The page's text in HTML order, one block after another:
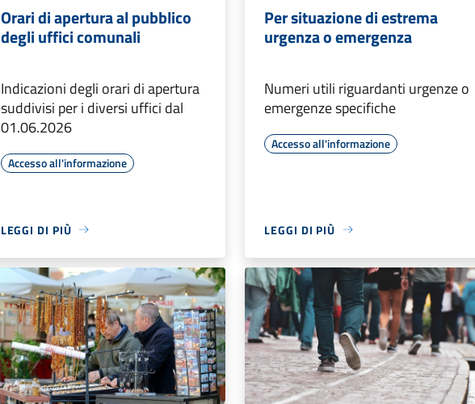
Orari di apertura al pubblico
degli uffici comunali
Indicazioni degli orari di apertura
suddivisi per i diversi uffici dal
01.06.2026
Accesso all'informazione
LEGGI DI PIÙ
Per situazione di estrema
urgenza o emergenza
Numeri utili riguardanti urgenze o
emergenze specifiche
Accesso all'informazione
LEGGI DI PIÙ